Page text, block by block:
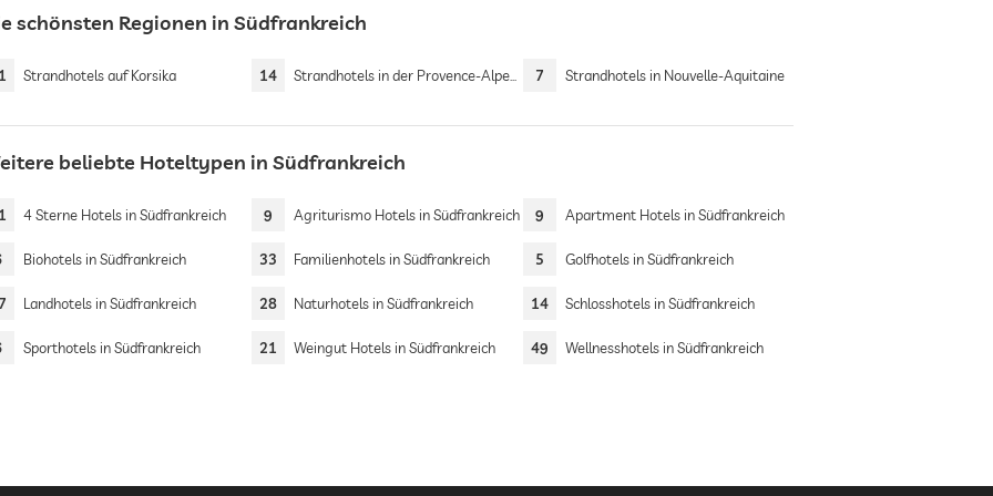
schönsten Regionen in Südfrankreich
Strandhotels auf Korsika 14 Strandhotels in der Provence-Alpes-Côte d’Azur 7 Strandhotels in Nouvelle-Aquitaine
beliebte Hoteltypen in Südfrankreich
4 Sterne Hotels in Südfrankreich 9 Agriturismo Hotels in Südfrankreich 9 Apartment Hotels in Südfrankreich
Biohotels in Südfrankreich 33 Familienhotels in Südfrankreich 5 Golfhotels in Südfrankreich
Landhotels in Südfrankreich 28 Naturhotels in Südfrankreich 14 Schlosshotels in Südfrankreich
Sporthotels in Südfrankreich 21 Weingut Hotels in Südfrankreich 49 Wellnesshotels in Südfrankreich